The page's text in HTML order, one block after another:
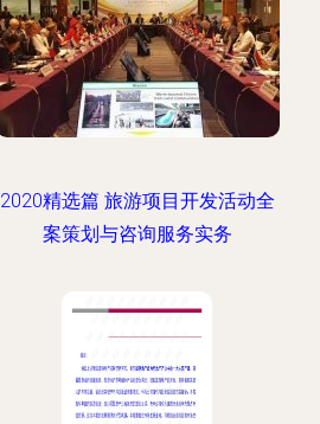
2020精选篇 旅游项目开发活动全
案策划与咨询服务实务